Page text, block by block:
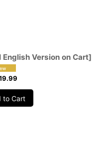
English Version on Cart]
to Cart